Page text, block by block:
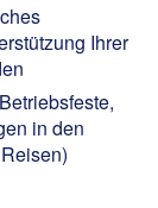
Ihrer
in den